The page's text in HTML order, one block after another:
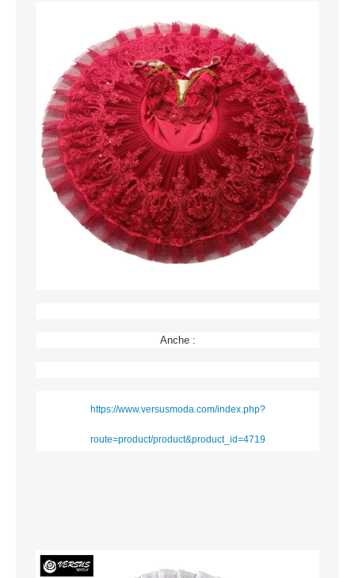
Anche :
https://www.versusmoda.com/index.php?
route=product/product&product_id=4719